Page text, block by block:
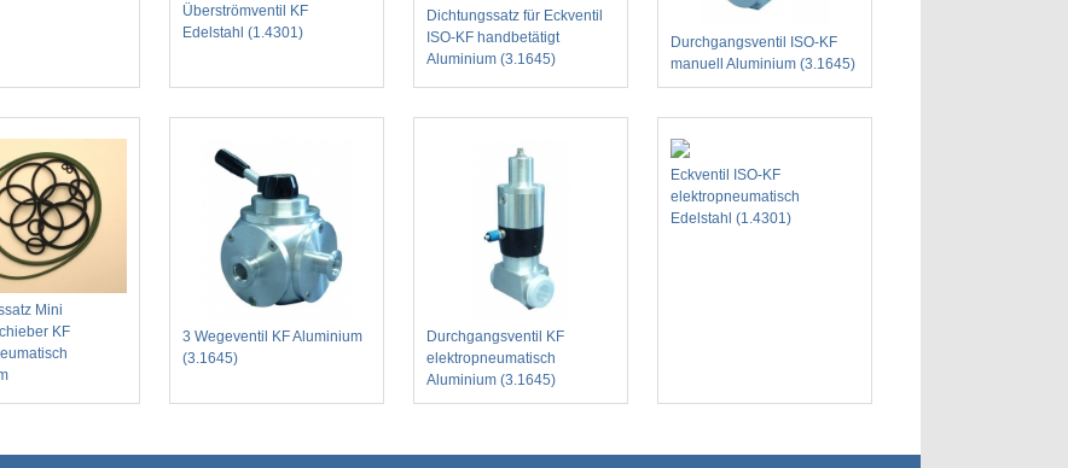
Überströmventil KF
Edelstahl (1.4301)
Dichtungssatz für Eckventil
ISO-KF handbetätigt
Aluminium (3.1645)
Durchgangsventil ISO-KF
manuell Aluminium (3.1645)
Mini
KF
3 Wegeventil KF Aluminium
(3.1645)
Durchgangsventil KF
elektropneumatisch
Aluminium (3.1645)
Eckventil ISO-KF
elektropneumatisch
Edelstahl (1.4301)